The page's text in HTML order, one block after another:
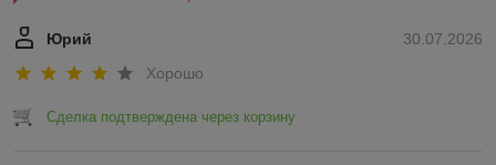
Позволяет разглядеть продукт;
Повышает срок годности содержимого.
30.07.2026
Юрий
Хорошо
Сделка подтверждена через корзину